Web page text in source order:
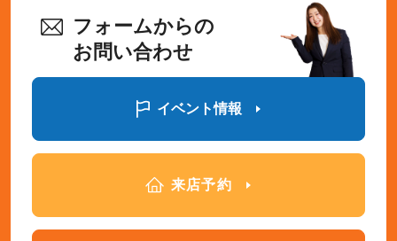
スタッフの日常
フォームからの
お問い合わせ
イベント情報
来店予約